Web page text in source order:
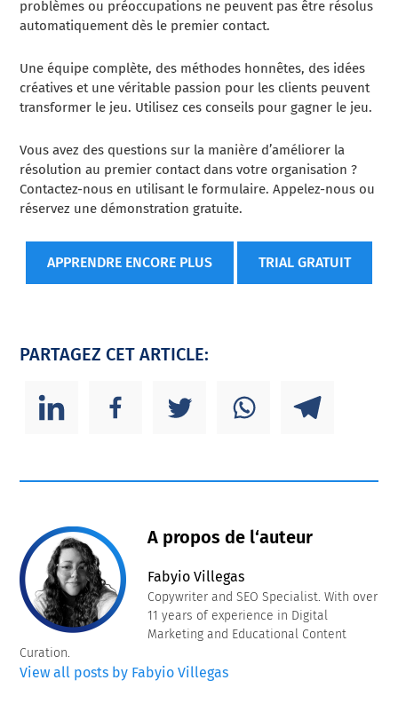
problèmes ou préoccupations ne peuvent pas être résolus
automatiquement dès le premier contact.
Une équipe complète, des méthodes honnêtes, des idées
créatives et une véritable passion pour les clients peuvent
transformer le jeu. Utilisez ces conseils pour gagner le jeu.
Vous avez des questions sur la manière d’améliorer la
résolution au premier contact dans votre organisation ?
Contactez-nous en utilisant le formulaire. Appelez-nous ou
réservez une démonstration gratuite.
APPRENDRE ENCORE PLUS TRIAL GRATUIT
PARTAGEZ CET ARTICLE:
A propos de l‘auteur
Fabyio Villegas
Copywriter and SEO Specialist. With over
11 years of experience in Digital
Marketing and Educational Content
Curation.
View all posts by Fabyio Villegas